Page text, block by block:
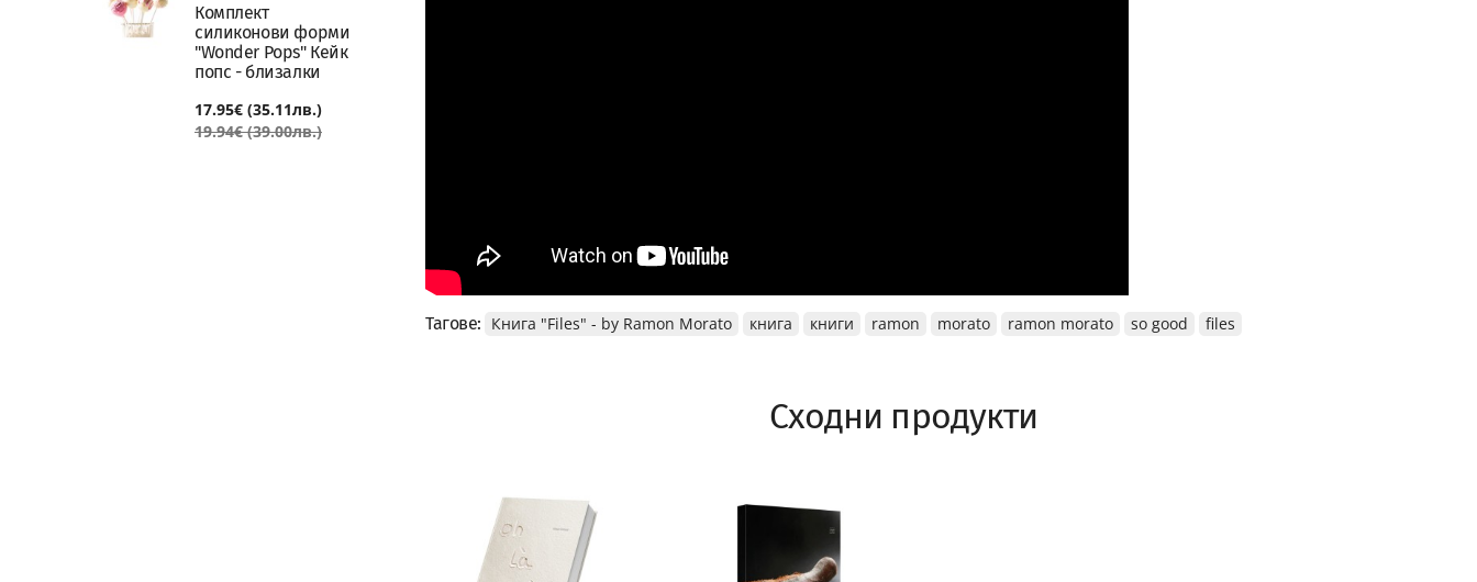
Комплект
силиконови форми
"Wonder Pops" Кейк
попс - близалки
17.95€ (35.11лв.)
19.94€ (39.00лв.)
Тагове: Книга "Files" - by Ramon Morato книга книги ramon morato ramon morato so good files
Сходни продукти